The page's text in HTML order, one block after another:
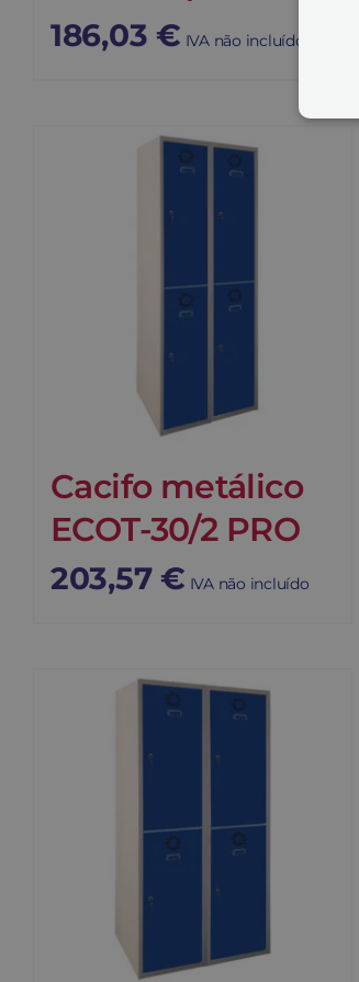
186,03 € IVA não incluído
Cacifo metálico
ECOT-30/2 PRO
203,57 € IVA não incluído